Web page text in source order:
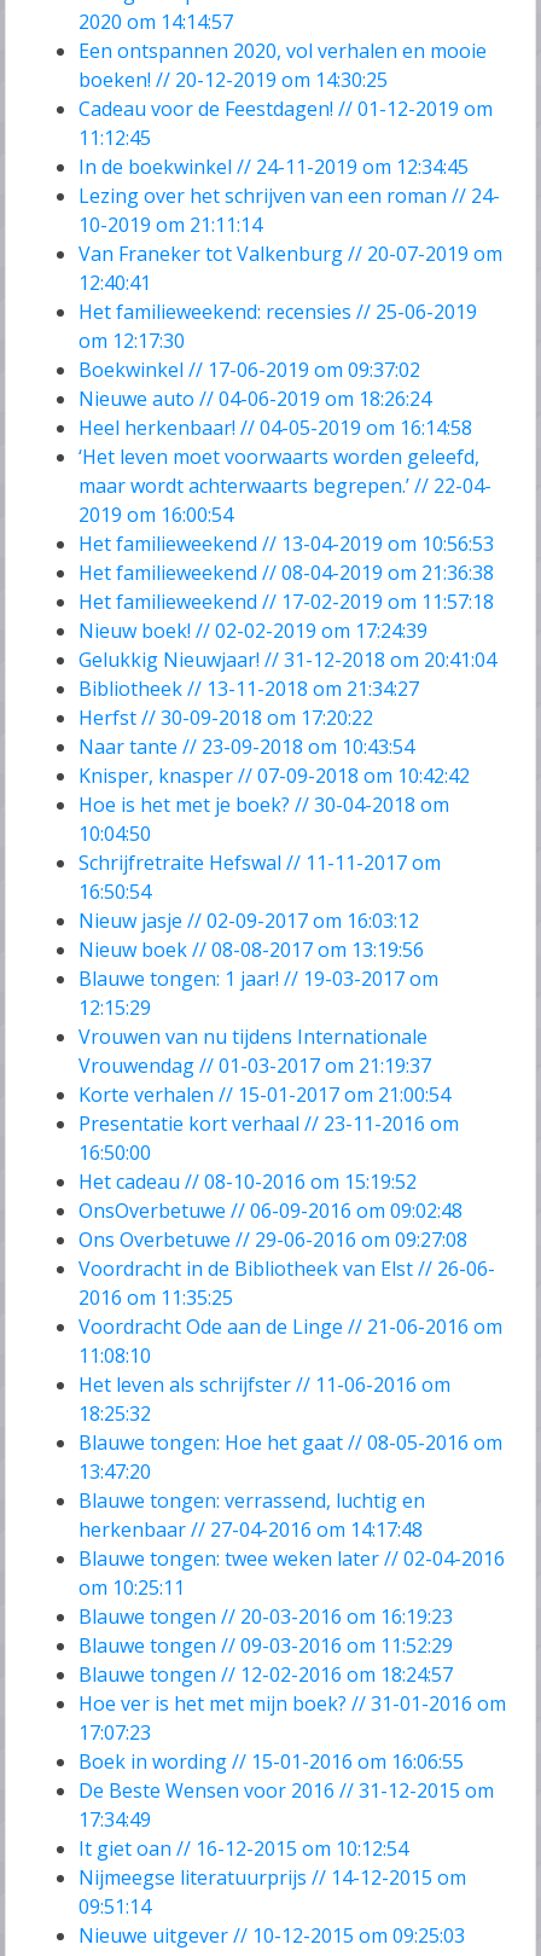
2020 om 14:14:57
Een ontspannen 2020, vol verhalen en mooie
boeken! // 20-12-2019 om 14:30:25
Cadeau voor de Feestdagen! // 01-12-2019 om
11:12:45
In de boekwinkel // 24-11-2019 om 12:34:45
Lezing over het schrijven van een roman // 24-
10-2019 om 21:11:14
Van Franeker tot Valkenburg // 20-07-2019 om
12:40:41
Het familieweekend: recensies // 25-06-2019
om 12:17:30
Boekwinkel // 17-06-2019 om 09:37:02
Nieuwe auto // 04-06-2019 om 18:26:24
Heel herkenbaar! // 04-05-2019 om 16:14:58
‘Het leven moet voorwaarts worden geleefd,
maar wordt achterwaarts begrepen.’ // 22-04-
2019 om 16:00:54
Het familieweekend // 13-04-2019 om 10:56:53
Het familieweekend // 08-04-2019 om 21:36:38
Het familieweekend // 17-02-2019 om 11:57:18
Nieuw boek! // 02-02-2019 om 17:24:39
Gelukkig Nieuwjaar! // 31-12-2018 om 20:41:04
Bibliotheek // 13-11-2018 om 21:34:27
Herfst // 30-09-2018 om 17:20:22
Naar tante // 23-09-2018 om 10:43:54
Knisper, knasper // 07-09-2018 om 10:42:42
Hoe is het met je boek? // 30-04-2018 om
10:04:50
Schrijfretraite Hefswal // 11-11-2017 om
16:50:54
Nieuw jasje // 02-09-2017 om 16:03:12
Nieuw boek // 08-08-2017 om 13:19:56
Blauwe tongen: 1 jaar! // 19-03-2017 om
12:15:29
Vrouwen van nu tijdens Internationale
Vrouwendag // 01-03-2017 om 21:19:37
Korte verhalen // 15-01-2017 om 21:00:54
Presentatie kort verhaal // 23-11-2016 om
16:50:00
Het cadeau // 08-10-2016 om 15:19:52
OnsOverbetuwe // 06-09-2016 om 09:02:48
Ons Overbetuwe // 29-06-2016 om 09:27:08
Voordracht in de Bibliotheek van Elst // 26-06-
2016 om 11:35:25
Voordracht Ode aan de Linge // 21-06-2016 om
11:08:10
Het leven als schrijfster // 11-06-2016 om
18:25:32
Blauwe tongen: Hoe het gaat // 08-05-2016 om
13:47:20
Blauwe tongen: verrassend, luchtig en
herkenbaar // 27-04-2016 om 14:17:48
Blauwe tongen: twee weken later // 02-04-2016
om 10:25:11
Blauwe tongen // 20-03-2016 om 16:19:23
Blauwe tongen // 09-03-2016 om 11:52:29
Blauwe tongen // 12-02-2016 om 18:24:57
Hoe ver is het met mijn boek? // 31-01-2016 om
17:07:23
Boek in wording // 15-01-2016 om 16:06:55
De Beste Wensen voor 2016 // 31-12-2015 om
17:34:49
It giet oan // 16-12-2015 om 10:12:54
Nijmeegse literatuurprijs // 14-12-2015 om
09:51:14
Nieuwe uitgever // 10-12-2015 om 09:25:03